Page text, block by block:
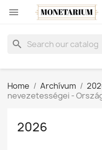

search
Home Archívum
nevezetességei -
2026